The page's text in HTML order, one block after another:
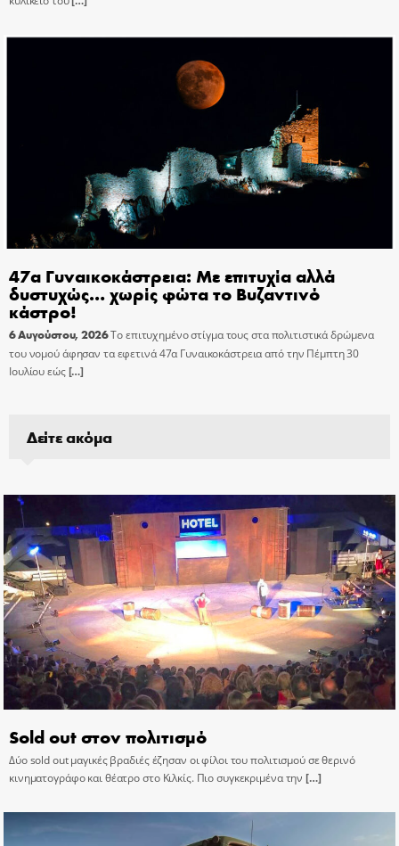
47α Γυναικοκάστρεια: Με επιτυχία αλλά
δυστυχώς… χωρίς φώτα το Βυζαντινό
κάστρο!
6 Αυγούστου, 2026Το επιτυχημένο στίγμα τους στα πολιτιστικά δρώμενα
του νομού άφησαν τα εφετινά 47α Γυναικοκάστρεια από την Πέμπτη 30
Ιουλίου εώς[…]
Δείτε ακόμα
Sold out στον πολιτισμό
Δύο sold out μαγικές βραδιές έζησαν οι φίλοι του πολιτισμού σε θερινό
κινηματογράφο και θέατρο στο Κιλκίς. Πιο συγκεκριμένα την […]